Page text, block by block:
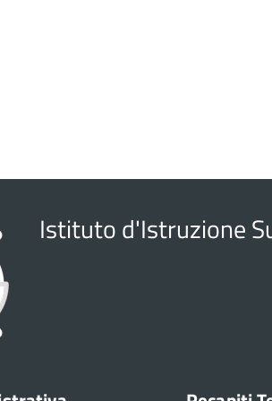
Istituto d'Istruzione